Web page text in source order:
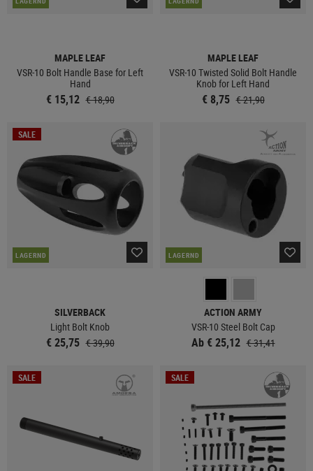
MAPLE LEAF
VSR-10 Bolt Handle Base for Left
Hand
€ 15,12 € 18,90
MAPLE LEAF
VSR-10 Twisted Solid Bolt Handle
Knob for Left Hand
€ 8,75 € 21,90
SALE
LAGERND
SILVERBACK
Light Bolt Knob
€ 25,75 € 39,90
LAGERND
ACTION ARMY
VSR-10 Steel Bolt Cap
Ab € 25,12 € 31,41
SALE SALE